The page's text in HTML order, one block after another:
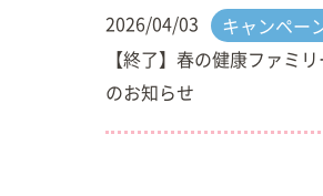
2026/04/03
キャンペー
【終了】春の健康ファミ
のお知らせ